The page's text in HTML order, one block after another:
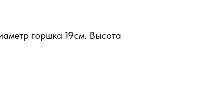
горшка 19см. Высота